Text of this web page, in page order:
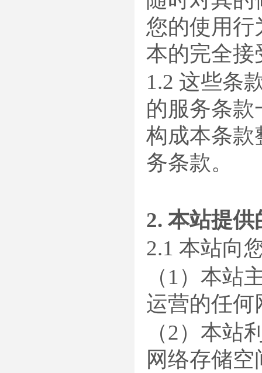
您的使用行
本的完全接
1.2 这些条
的服务条
构成本条款
务条款。
2. 本站提供
2.1 本站向
（1）本站
运营的任
（2）本站
网络存储